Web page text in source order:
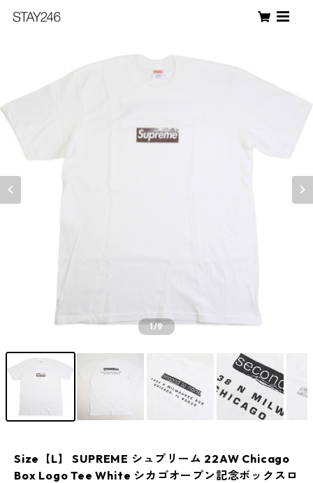
1/9
Size【L】 SUPREME シュプリーム 22AW Chicago
Box Logo Tee White シカゴオープン記念ボックスロ